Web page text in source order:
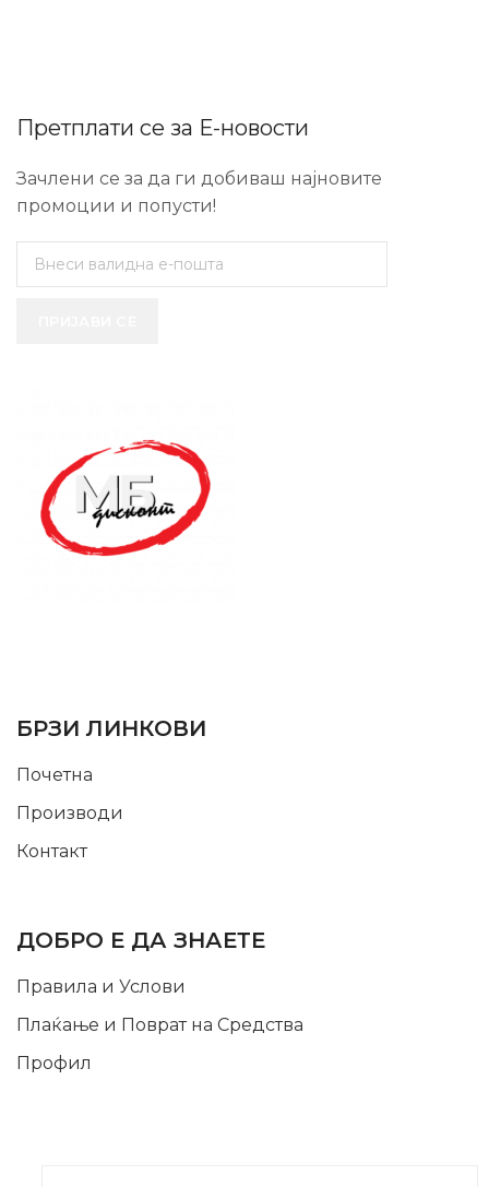
Претплати се за Е-новости
Зачлени се за да ги добиваш најновите
промоции и попусти!
БРЗИ ЛИНКОВИ
Почетна
Производи
Контакт
ДОБРО Е ДА ЗНАЕТЕ
Правила и Услови
Плаќање и Поврат на Средства
Профил